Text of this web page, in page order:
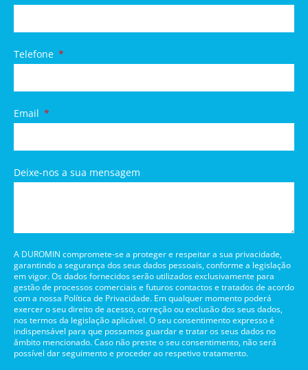
Telefone
Email
Deixe-nos a sua mensagem
A DUROMIN compromete-se a proteger e respeitar a sua privacidade,
garantindo a segurança dos seus dados pessoais, conforme a legislação
em vigor. Os dados fornecidos serão utilizados exclusivamente para
gestão de processos comerciais e futuros contactos e tratados de acordo
com a nossa Política de Privacidade. Em qualquer momento poderá
exercer o seu direito de acesso, correção ou exclusão dos seus dados,
nos termos da legislação aplicável. O seu consentimento expresso é
indispensável para que possamos guardar e tratar os seus dados no
âmbito mencionado. Caso não preste o seu consentimento, não será
possível dar seguimento e proceder ao respetivo tratamento.